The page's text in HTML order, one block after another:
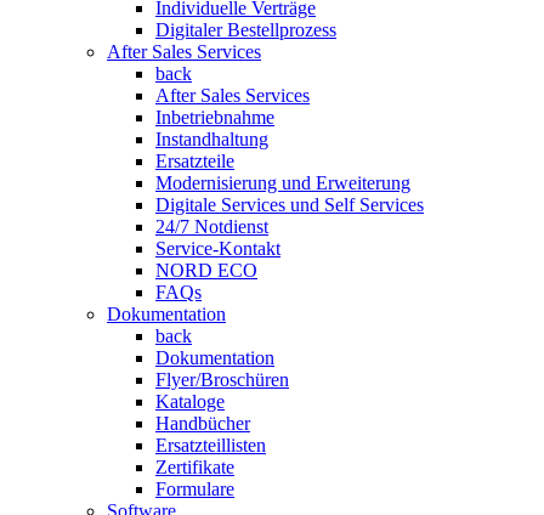
Individuelle Verträge
Digitaler Bestellprozess
After Sales Services
back
After Sales Services
Inbetriebnahme
Instandhaltung
Ersatzteile
Modernisierung und Erweiterung
Digitale Services und Self Services
24/7 Notdienst
Service-Kontakt
NORD ECO
FAQs
Dokumentation
back
Dokumentation
Flyer/Broschüren
Kataloge
Handbücher
Ersatzteillisten
Zertifikate
Formulare
Software